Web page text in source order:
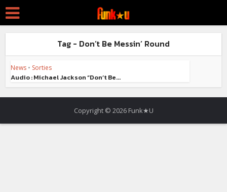
Tag - Don’t Be Messin’ Round
News • Sorties
Audio : Michael Jackson “Don’t Be...
Copyright © 2026 Funk★U